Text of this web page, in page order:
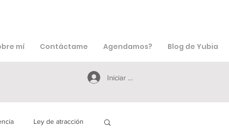
mí Contáctame Agendamos? Blog de Yubia
Iniciar sesión
Ley de atracción